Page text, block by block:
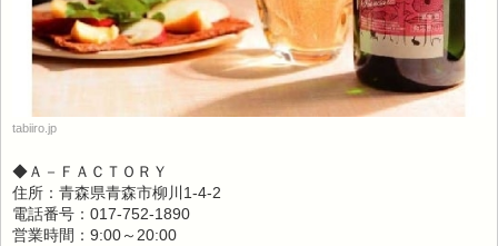
tabiiro.jp
◆Ａ－ＦＡＣＴＯＲＹ
住所：青森県青森市柳川1-4-2
電話番号：017-752-1890
営業時間：9:00～20:00